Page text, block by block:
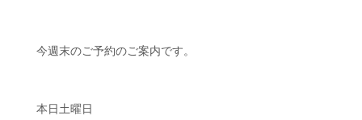
今週末のご予約のご案内です。
本日土曜日